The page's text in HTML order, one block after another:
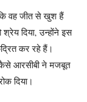
वह जीत से खुश हैं
दिया, उन्होंने इस
कर रहे हैं।
कैसे आरसीबी ने मजबूत
दिया।